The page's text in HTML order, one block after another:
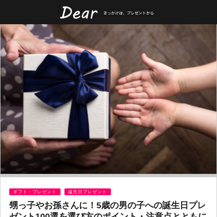
ギフト・プレゼント 誕生日プレゼント
甥っ子やお孫さんに！5歳の男の子への誕生日プレ